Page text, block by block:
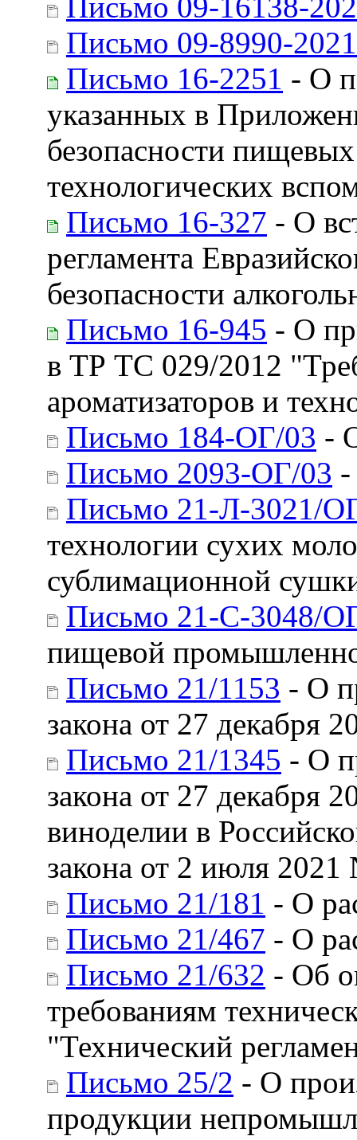
Письмо 09-8990-
Письмо 16-2251 - О
указанных в
безопасности
технологических
Письмо 16-327 - О
регламента
безопасности
Письмо 16-945 - О
в ТР ТС 029/2012
ароматизаторов и
Письмо 184-ОГ/03 -
Письмо 2093-ОГ/03
Письмо 21-Л-3021/
технологии сухих
сублимационной
Письмо 21-С-3048/
пищевой
Письмо 21/1153 - О
закона от 27 декабря
Письмо 21/1345 - О
закона от 27 декабря
виноделии в
закона от 2 июля
Письмо 21/181 - О
Письмо 21/467 - О
Письмо 21/632 - Об
требованиям
"Технический
Письмо 25/2 - О
продукции